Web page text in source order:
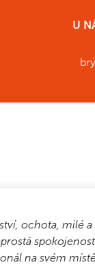
U
ochota, milé
na svém